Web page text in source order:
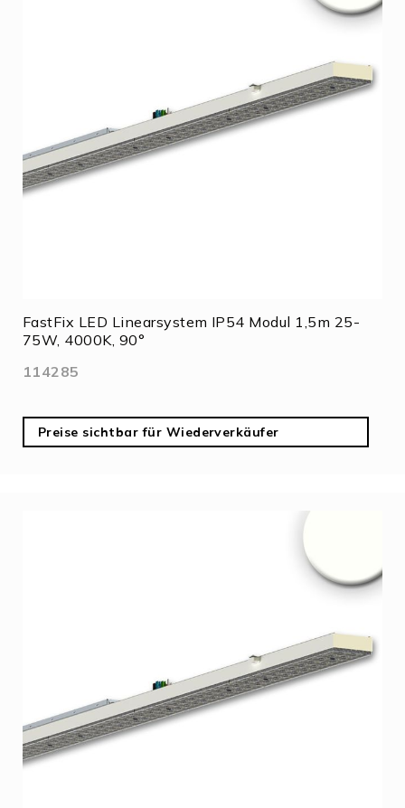
FastFix LED Linearsystem IP54 Modul 1,5m 25-
75W, 4000K, 90°
114285
Preise sichtbar für Wiederverkäufer